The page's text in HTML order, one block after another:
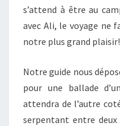
s’attend à être au
avec Ali, le voyage ne
notre plus grand plaisir!
Notre guide nous
pour une ballade
attendra de l’autre
serpentant entre